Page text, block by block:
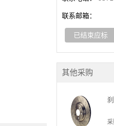
联系邮箱：
已结束应标
其他采购